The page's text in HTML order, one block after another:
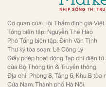
Cơ quan của Hội Thẩm định giá Việt
Tổng biên tập: Nguyễn Thế Hào
Phó Tổng biên tập: Đinh Văn Tịnh
Thư ký tòa soạn: Lê Công Lý
Giấy phép hoạt động Tạp chí điện
của Bộ Thông tin & Truyền thông.
Địa chỉ: Phòng 8, Tầng 6, Khu B tòa
Cửa Nam, Thành phố Hà Nội.